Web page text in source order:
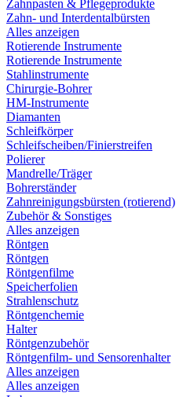
Zahnpasten & Pflegeprodukte
Zahn- und Interdentalbürsten
Alles anzeigen
Rotierende Instrumente
Rotierende Instrumente
Stahlinstrumente
Chirurgie-Bohrer
HM-Instrumente
Diamanten
Schleifkörper
Schleifscheiben/Finierstreifen
Polierer
Mandrelle/Träger
Bohrerständer
Zahnreinigungsbürsten (rotierend)
Zubehör & Sonstiges
Alles anzeigen
Röntgen
Röntgen
Röntgenfilme
Speicherfolien
Strahlenschutz
Röntgenchemie
Halter
Röntgenzubehör
Röntgenfilm- und Sensorenhalter
Alles anzeigen
Alles anzeigen